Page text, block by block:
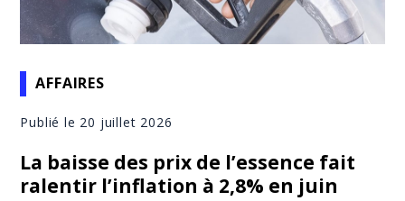
AFFAIRES
Publié le 20 juillet 2026
La baisse des prix de l’essence fait
ralentir l’inflation à 2,8% en juin